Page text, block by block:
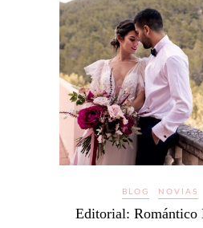
BLOG NOVIAS
Editorial: Romántico